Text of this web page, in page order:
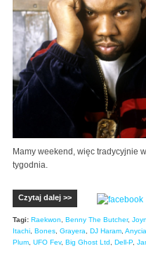
Mamy weekend, więc tradycyjnie
tygodnia.
Czytaj dalej >>
Tagi: Raekwon, Benny The Butcher,
Itachi, Bones, Grayera, DJ Haram, Anycia
Plum, UFO Fev, Big Ghost Ltd, Dell-P,